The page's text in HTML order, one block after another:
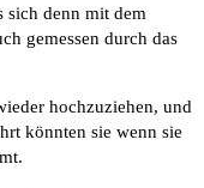
sich denn mit dem
gemessen durch das
hochzuziehen, und
könnten sie wenn sie